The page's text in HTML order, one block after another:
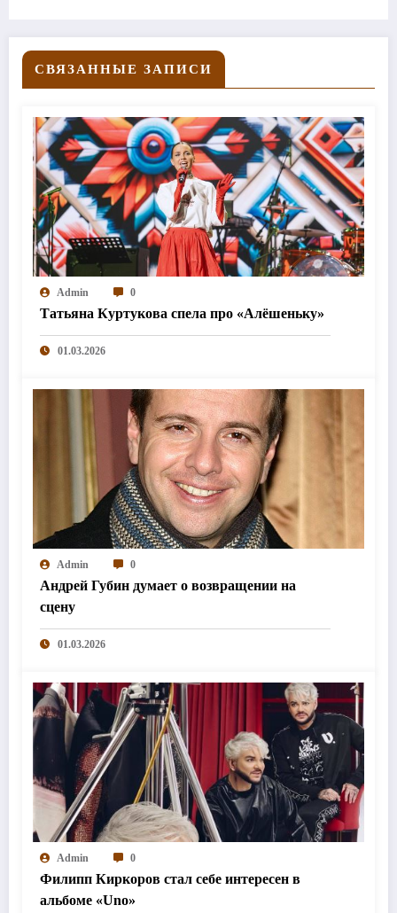
СВЯЗАННЫЕ ЗАПИСИ
Admin 0
Татьяна Куртукова спела про «Алёшеньку»
01.03.2026
Admin 0
Андрей Губин думает о возвращении на
сцену
01.03.2026
Admin 0
Филипп Киркоров стал себе интересен в
альбоме «Uno»